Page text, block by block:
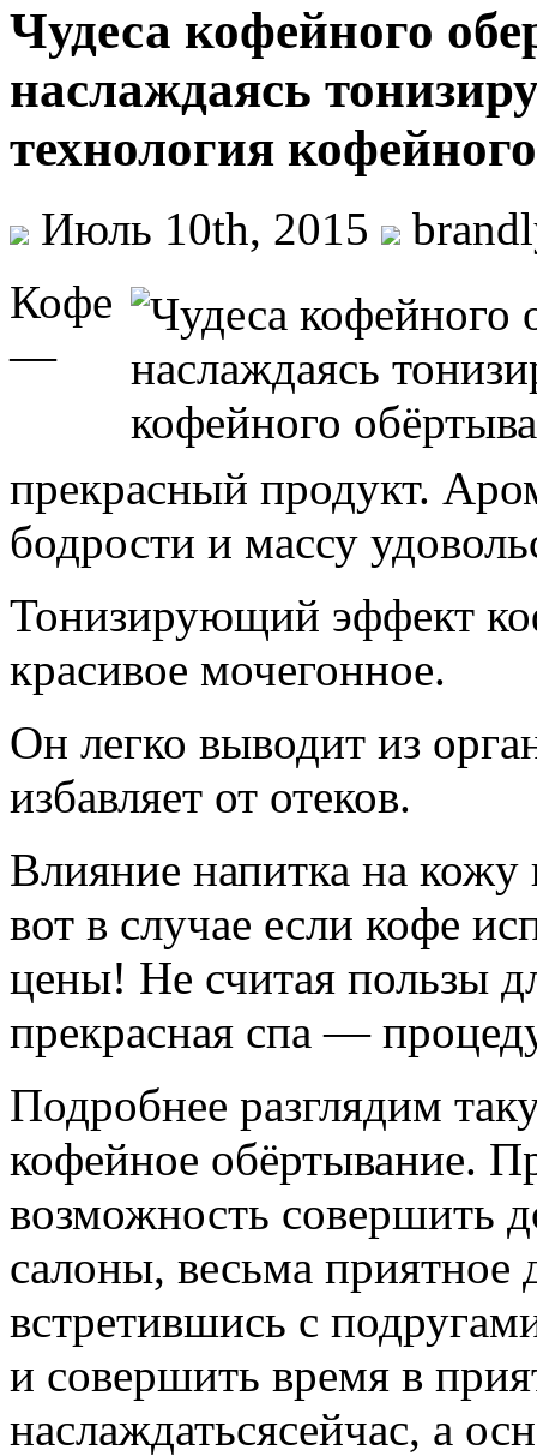
Чудеса кофейного
наслаждаясь
технология
Июль 10th, 2015
Кофе
—
прекрасный продукт.
бодрости и массу
Тонизирующий эффект
красивое мочегонное.
Он легко выводит из
избавляет от отеков.
Влияние напитка на кожу
вот в случае если кофе
цены! Не считая пользы
прекрасная спа —
Подробнее разглядим
кофейное обёртывание.
возможность совершить
салоны, весьма приятное
встретившись с
и совершить время в
наслаждатьсясейчас, а